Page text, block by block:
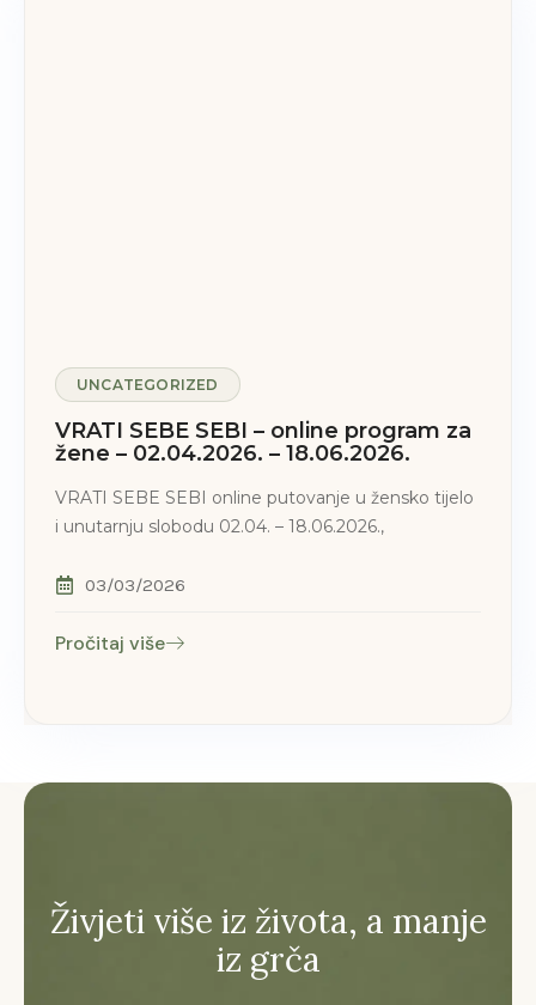
UNCATEGORIZED
VRATI SEBE SEBI – online program za
žene – 02.04.2026. – 18.06.2026.
VRATI SEBE SEBI online putovanje u žensko tijelo
i unutarnju slobodu 02.04. – 18.06.2026.,
03/03/2026
Pročitaj više
Živjeti više iz života, a manje
iz grča